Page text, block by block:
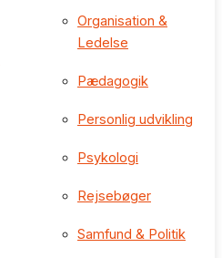
Organisation &
Ledelse
Pædagogik
Personlig udvikling
Psykologi
Rejsebøger
Samfund & Politik